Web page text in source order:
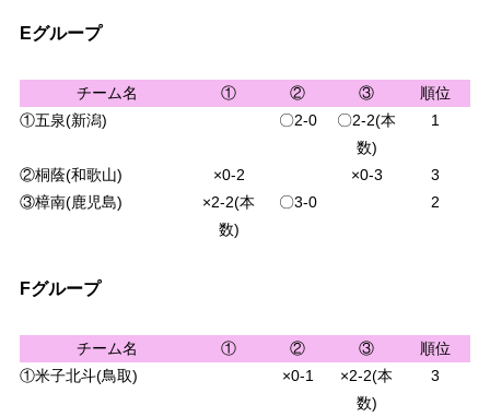
Eグループ
チーム名 ① ② ③
順位
①五泉(新潟)
〇2-0
〇2-2(本
数)
1
②桐蔭(和歌山) ×0-2 ×0-3
3
③樟南(鹿児島)
×2-2(本
数)
〇3-0 2
Fグループ
チーム名 ① ② ③
順位
①米子北斗(鳥取)
×0-1
×2-2(本
数)
3